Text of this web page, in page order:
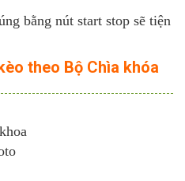
bằng nút start stop sẽ tiện
theo Bộ Chìa khóa